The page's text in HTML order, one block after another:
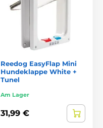
Reedog EasyFlap Mini
Hundeklappe White +
Tunel
Am Lager
31,99 €